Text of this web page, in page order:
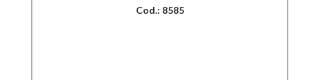
Cod.: 8585